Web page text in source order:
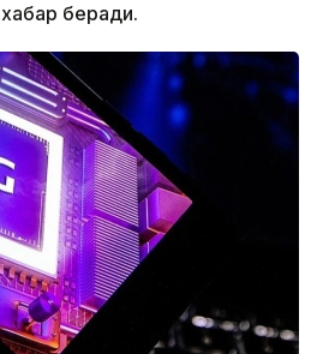
хабар беради.